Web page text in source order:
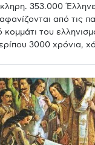
353.000
από τις
του
3000 χρόνια,